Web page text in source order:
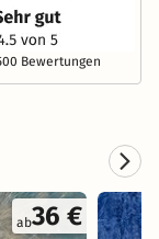
Bewertungen
ab36 €